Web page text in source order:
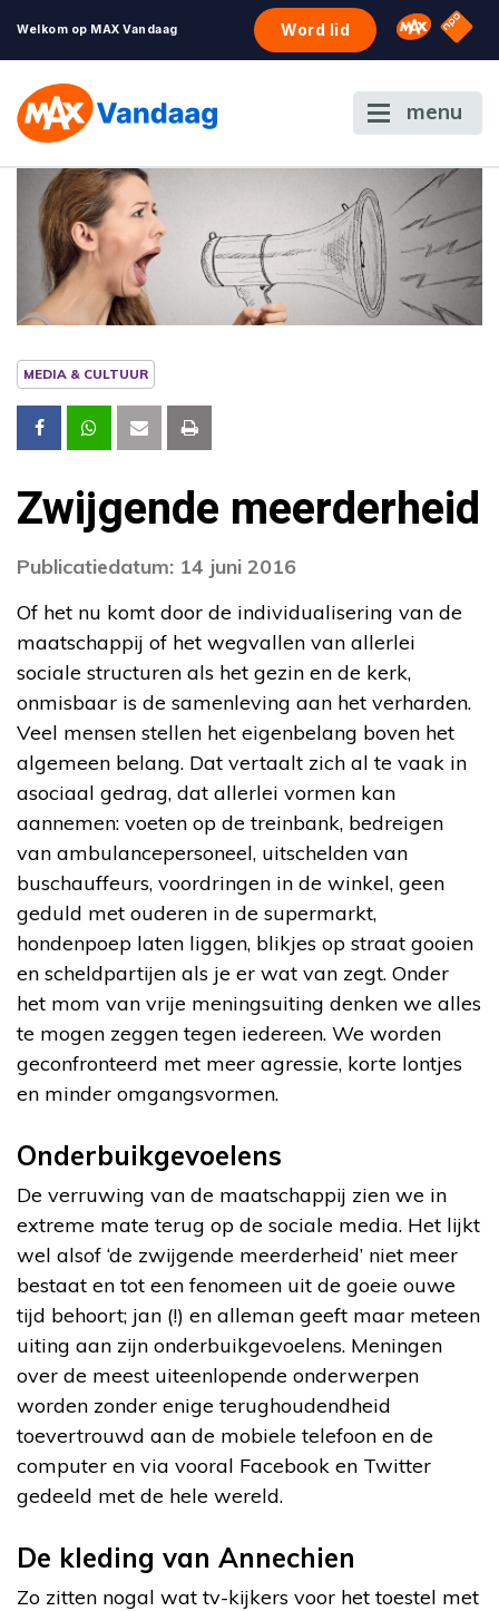
Welkom op MAX Vandaag Word lid Omroep
NPO
menu
MEDIA & CULTUUR
Zwijgende meerderheid
Publicatiedatum: 14 juni 2016
Of het nu komt door de individualisering van de
maatschappij of het wegvallen van allerlei
sociale structuren als het gezin en de kerk,
onmisbaar is de samenleving aan het verharden.
Veel mensen stellen het eigenbelang boven het
algemeen belang. Dat vertaalt zich al te vaak in
asociaal gedrag, dat allerlei vormen kan
aannemen: voeten op de treinbank, bedreigen
van ambulancepersoneel, uitschelden van
buschauffeurs, voordringen in de winkel, geen
geduld met ouderen in de supermarkt,
hondenpoep laten liggen, blikjes op straat gooien
en scheldpartijen als je er wat van zegt. Onder
het mom van vrije meningsuiting denken we alles
te mogen zeggen tegen iedereen. We worden
geconfronteerd met meer agressie, korte lontjes
en minder omgangsvormen.
Onderbuikgevoelens
De verruwing van de maatschappij zien we in
extreme mate terug op de sociale media. Het lijkt
wel alsof ‘de zwijgende meerderheid’ niet meer
bestaat en tot een fenomeen uit de goeie ouwe
tijd behoort; jan (!) en alleman geeft maar meteen
uiting aan zijn onderbuikgevoelens. Meningen
over de meest uiteenlopende onderwerpen
worden zonder enige terughoudendheid
toevertrouwd aan de mobiele telefoon en de
computer en via vooral Facebook en Twitter
gedeeld met de hele wereld.
De kleding van Annechien
Zo zitten nogal wat tv-kijkers voor het toestel met